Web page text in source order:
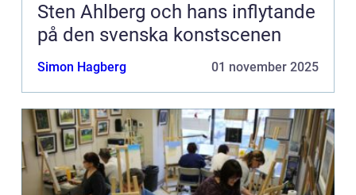
Sten Ahlberg och hans inflytande
på den svenska konstscenen
Simon Hagberg 01 november 2025